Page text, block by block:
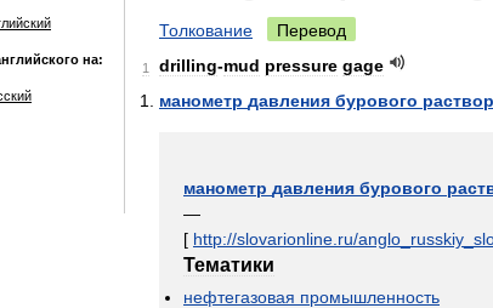
на:
Толкование Перевод
1 drilling-mud pressure gage
манометр давления бурового
манометр давления бурового
—
[ http://slovarionline ru/anglo russkiy
Тематики
нефтегазовая промышленность